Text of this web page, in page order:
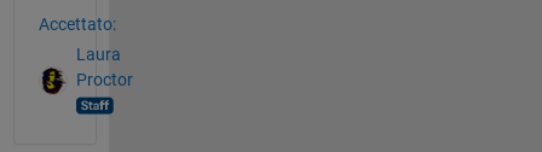
Accettato:
Laura
Proctor